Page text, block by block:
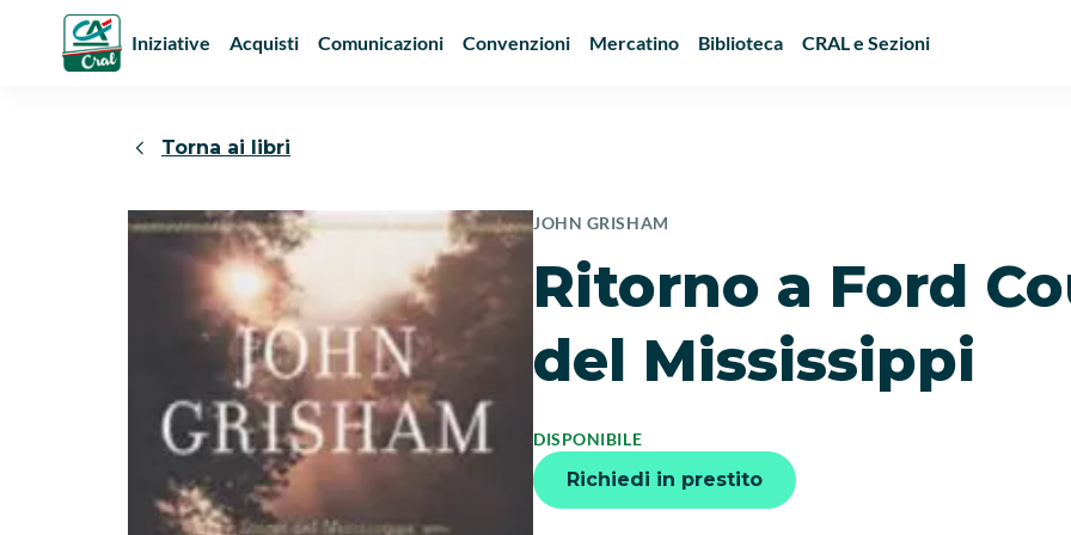
Iniziative Acquisti Comunicazioni Convenzioni Mercatino Biblioteca CRAL e Sezioni
Torna ai libri
JOHN GRISHAM
Ritorno a Ford
del Mississippi
DISPONIBILE
Richiedi in prestito